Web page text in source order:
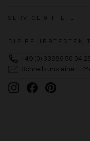
SERVICE & HILFE
DIE BELIEBTESTEN
+49 (0) 33986 50 04
Schreib uns eine E-
InstagramFacebookPinterest